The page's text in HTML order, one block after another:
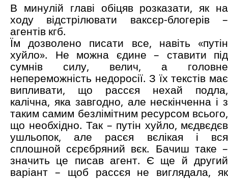
В минулій главі обіцяв розказати, як на
ходу відстрілювати ваксєр-блогерів –
агентів кгб.
Їм дозволено писати все, навіть «путін
хуйло». Не можна єдине – ставити під
сумнів силу, велич, а головне
непереможність недоросії. З їх текстів має
випливати, що рассєя нехай подла,
калічна, яка завгодно, але нескінченна і з
таким самим безлімітним ресурсом всього,
що необхідно. Так – путін хуйло, мєдвєдєв
ушльопок, але расєя вєлікая і вся
сплошной сєрєбряний вєк. Бачиш таке –
значить це писав агент. Є ще й другий
варіант – щоб рассєя не виглядала, як